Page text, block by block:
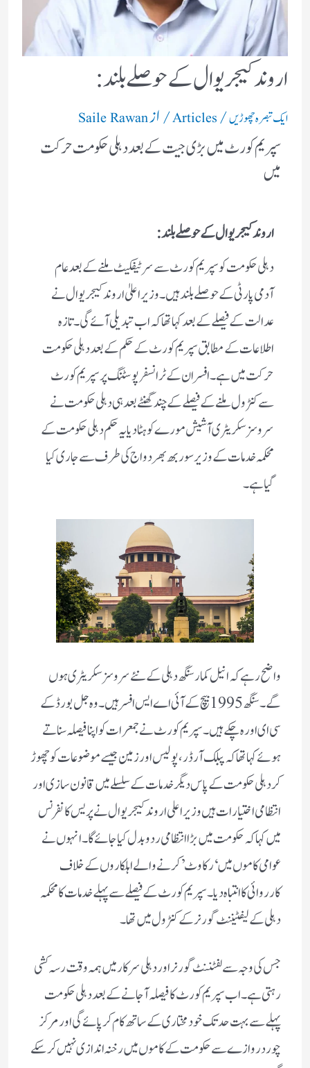
اروند کیجریوال کے حوصلے بلند:
ایک تبصرہ چھوڑیں/
Articles/ ازSaile Rawan
سپریم کورٹ میں بڑی جیت کے بعد دہلی حکومت حرکت
میں
اروند کیجریوال کے حوصلے بلند:
دہلی حکومت کو سپریم کورٹ سے سرٹیفکیٹ ملنے کے بعد عام
آدمی پارٹی کے حوصلے بلند ہیں۔ وزیر اعلیٰ اروند کیجریوال نے
عدالت کے فیصلے کے بعد کہا تھا کہ اب تبدیلی آئے گی۔ تازہ
اطلاعات کے مطابقسپریم کورٹ کے حکم کے بعد دہلی حکومت
حرکت میں ہے۔ افسران کے ٹرانسفر پوسٹنگ پر سپریم کورٹ
سے کنٹرول ملنے کے فیصلے کے چند گھنٹے بعدہی دہلی حکومت نے
سروسز سکریٹری آشیش مورے کو ہٹا دیا یہ حکمدہلی حکومت کے
محکمہ خدمات کے وزیر سوربھ بھردواج کی طرف سے جاری کیا
گیا ہے۔
واضح رہے کہ انیل کمار سنگھ دہلی کے نئے سروسز سکریٹری ہوں
گے۔ سنگھ 1995 بیچ کے آئی اے ایس افسر ہیں۔ وہ جل بورڈ کے
سی ای او رہ چکے ہیں ۔ سپریم کورٹ نے جمعرات کو اپنا فیصلہ سناتے
ہوئے کہا تھا کہ پبلک آرڈر، پولیس اور زمین جیسے موضوعات کو چھوڑ
کر دہلی حکومت کے پاس دیگر خدمات کے سلسلے میں قانون سازی اور
انتظامی اختیارات ہیں وزیر اعلی اروند کیجریوال نے پریس کانفرنس
میں کہا کہ حکومت میں بڑا انتظامی ردوبدل کیا جائے گا۔ انہوں نے
عوامی کاموں میں ‘رکاوٹ’ کرنے والے اہلکاروں کے خلاف
کارروائی کا انتباہ دیا۔ سپریم کورٹ کے فیصلے سے پہلے خدمات کا محکمہ
دہلی کے لیفٹیننٹ گورنر کے کنٹرول میں تھا۔
جس کی وجہ سے لفٹننٹ گورنر اور دہلی سرکار میں ہمہ وقت رسہ کشی
رہتی ہے۔ اب سپریم کورٹ کافیصلہ آجانے کے بعد دہلی حکومت
پہلے سے بہت حد تک خود مختاری کے ساتھ کام کرپائے گی اور مرکز
چور دروازے سے حکومت کے کاموں میں رخنہ اندازی نہیں کرسکے